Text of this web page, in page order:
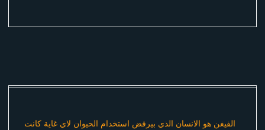
الفيغن هو الانسان الذي بيرفض استخدام الحيوان لاي غاية كانت